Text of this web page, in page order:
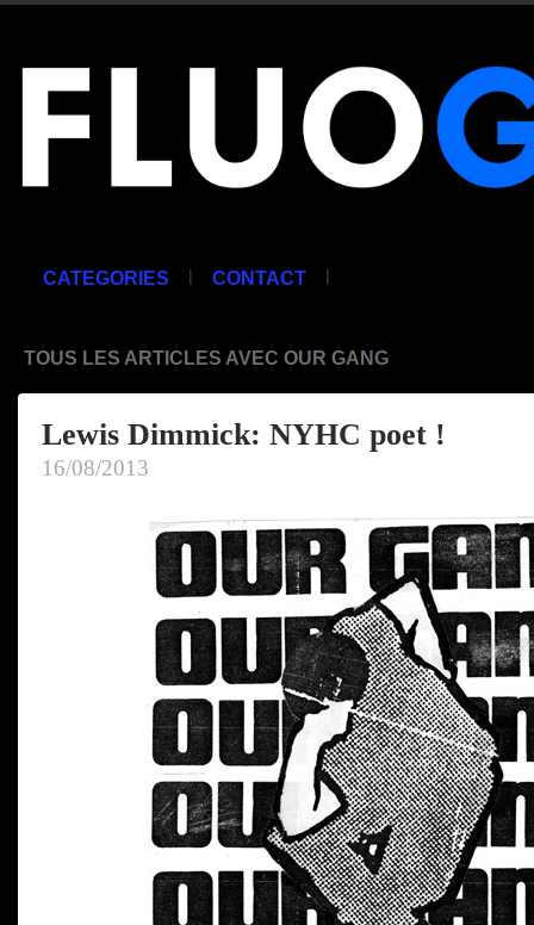
CATEGORIES | CONTACT |
TOUS LES ARTICLES AVEC OUR GANG
Lewis Dimmick: NYHC poet !
16/08/2013